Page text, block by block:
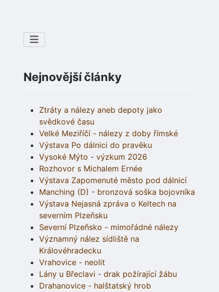
Nejnovější články
Ztráty a nálezy aneb depoty jako
svědkové času
Velké Meziříčí - nálezy z doby římské
Výstava Po dálnici do pravěku
Vysoké Mýto - výzkum 2026
Rozhovor s Michalem Ernée
Výstava Zapomenuté město pod dálnicí
Manching (D) - bronzová soška bojovníka
Výstava Nejasná zpráva o Keltech na
severním Plzeňsku
Severní Plzeňsko - mimořádné nálezy
Významný nález sídliště na
Královéhradecku
Vrahovice - neolit
Lány u Břeclavi - drak požírající žábu
Drahanovice - halštatský hrob